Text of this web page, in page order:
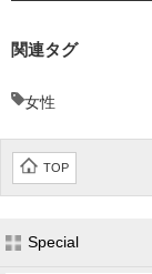
関連タグ
女性
TOP
Special